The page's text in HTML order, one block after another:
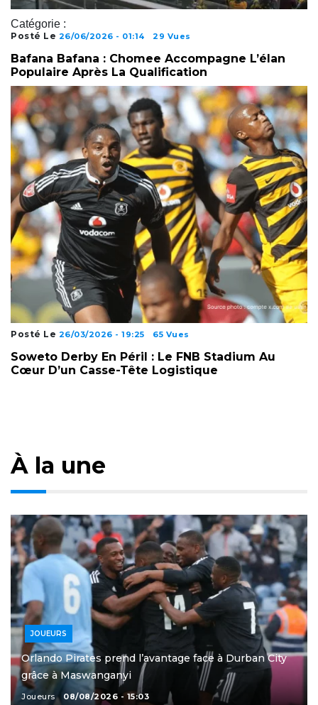
Catégorie :
Posté Le 26/06/2026 - 01:14 29 Vues
Bafana Bafana : Chomee Accompagne L’élan
Populaire Après La Qualification
Posté Le 26/03/2026 - 19:25 65 Vues
Soweto Derby En Péril : Le FNB Stadium Au
Cœur D’un Casse-Tête Logistique
À la une
JOUEURS
Orlando Pirates prend l’avantage face à Durban City
grâce à Maswanganyi
Joueurs 08/08/2026 - 15:03